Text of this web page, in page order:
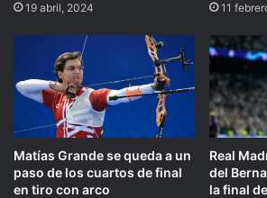
19 abril, 2024 11
Matías Grande se queda a un
paso de los cuartos de final
en tiro con arco
Real
del
la final